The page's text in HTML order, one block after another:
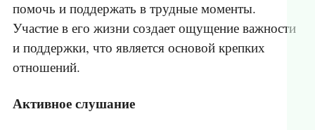
помочь и поддержать в трудные моменты.
Участие в его жизни создает ощущение важности
и поддержки, что является основой крепких
отношений.
Активное слушание